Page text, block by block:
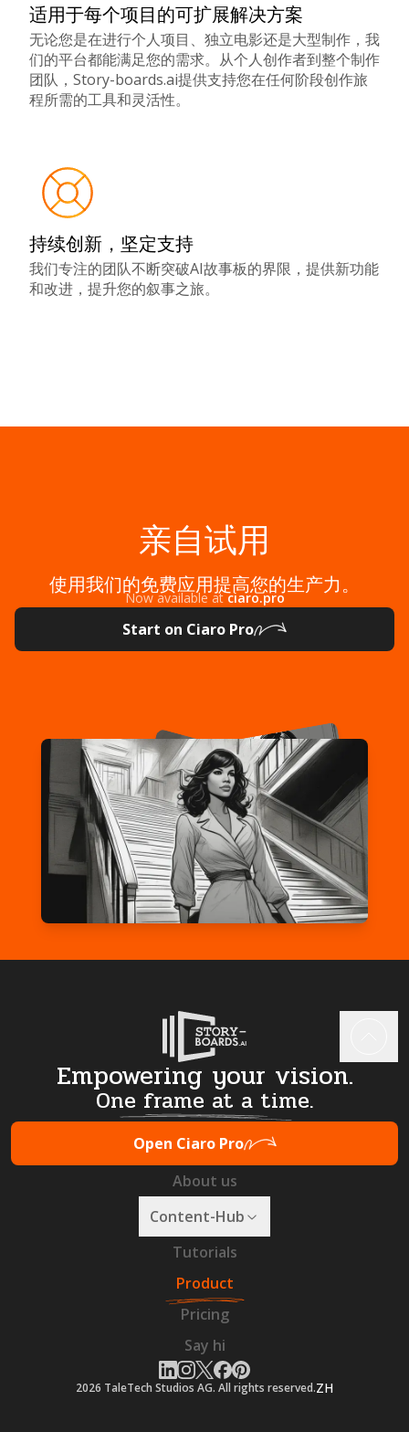
适用于每个项目的可扩展解决方案
无论您是在进行个人项目、独立电影还是大型制作，我
们的平台都能满足您的需求。从个人创作者到整个制作
团队，Story-boards.ai提供支持您在任何阶段创作旅
程所需的工具和灵活性。
持续创新，坚定支持
我们专注的团队不断突破AI故事板的界限，提供新功能
和改进，提升您的叙事之旅。
亲自试用
使用我们的免费应用提高您的生产力。
Now available at ciaro.pro
Start on Ciaro Pro
Empowering your vision.
One frame at a time.
Open Ciaro Pro
About us
Content-Hub
Tutorials
Product
Pricing
Say hi
2026 TaleTech Studios AG. All rights reserved.ZH